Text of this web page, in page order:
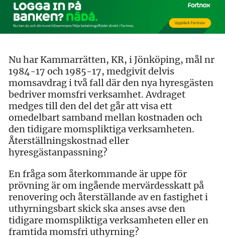
Nu har Kammarrätten, KR, i Jönköping, mål nr
1984-17 och 1985-17, medgivit delvis
momsavdrag i två fall där den nya hyresgästen
bedriver momsfri verksamhet. Avdraget
medges till den del det går att visa ett
omedelbart samband mellan kostnaden och
den tidigare momspliktiga verksamheten.
Återställningskostnad eller
hyresgästanpassning?
En fråga som återkommande är uppe för
prövning är om ingående mervärdesskatt på
renovering och återställande av en fastighet i
uthyrningsbart skick ska anses avse den
tidigare momspliktiga verksamheten eller en
framtida momsfri uthyrning?